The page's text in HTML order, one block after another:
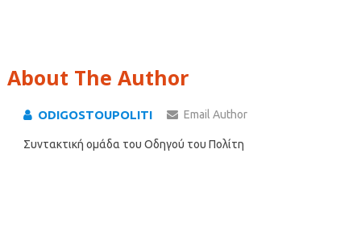
About The Author
ODIGOSTOUPOLITI Email Author
Συντακτική ομάδα του Οδηγού του Πολίτη